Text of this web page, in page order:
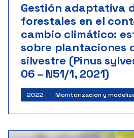
Gestión adaptativa
forestales en el
cambio climático:
sobre plantaciones
silvestre (Pinus
06 – N51/1, 2021)
2022 Monitorización y